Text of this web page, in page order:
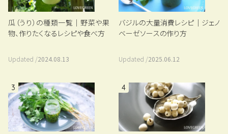
瓜（うり）の種類一覧｜野菜や果
物、作りたくなるレシピや食べ方
Updated /2024.08.13
バジルの大量消費レシピ｜ジェノ
ベーゼソースの作り方
Updated /2025.06.12
3 4